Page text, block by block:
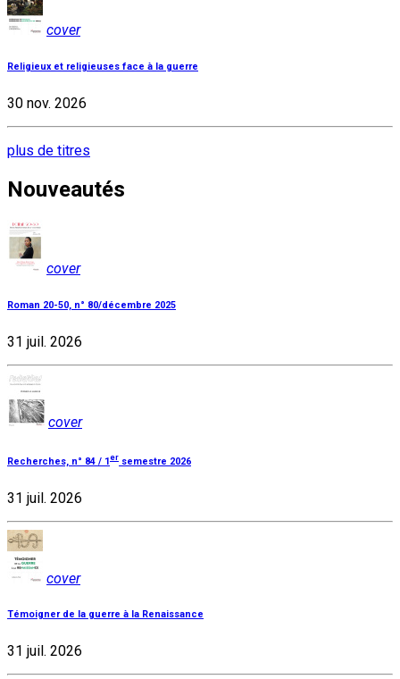
cover
Religieux et religieuses face à la guerre
30 nov. 2026
plus de titres
Nouveautés
cover
Roman 20-50, n° 80/décembre 2025
31 juil. 2026
cover
Recherches, n° 84 / 1er semestre 2026
31 juil. 2026
cover
Témoigner de la guerre à la Renaissance
31 juil. 2026